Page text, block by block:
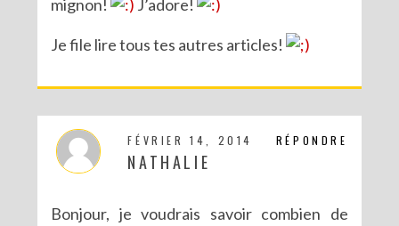
mignon!
J’adore!
Je file lire tous tes autres articles!
RÉPONDRE
FÉVRIER 14, 2014
NATHALIE
Bonjour, je voudrais savoir combien de